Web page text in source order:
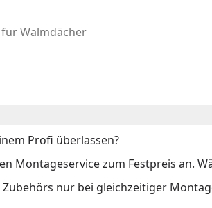
Walmdächer
Profi überlassen?
Montageservice zum Festpreis an.
nur bei gleichzeitiger